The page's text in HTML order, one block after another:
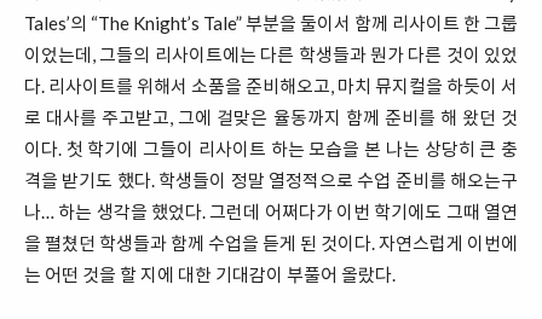
Tales’의 “The Knight’s Tale” 부분을 둘이서 함께 리사이트 한 그룹
이었는데, 그들의 리사이트에는 다른 학생들과 뭔가 다른 것이 있었
다. 리사이트를 위해서 소품을 준비해오고, 마치 뮤지컬을 하듯이 서
로 대사를 주고받고, 그에 걸맞은 율동까지 함께 준비를 해 왔던 것
이다. 첫 학기에 그들이 리사이트 하는 모습을 본 나는 상당히 큰 충
격을 받기도 했다. 학생들이 정말 열정적으로 수업 준비를 해오는구
나… 하는 생각을 했었다. 그런데 어쩌다가 이번 학기에도 그때 열연
을 펼쳤던 학생들과 함께 수업을 듣게 된 것이다. 자연스럽게 이번에
는 어떤 것을 할 지에 대한 기대감이 부풀어 올랐다.